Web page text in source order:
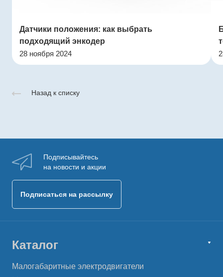
Датчики положения: как выбрать
подходящий энкодер
28 ноября 2024
Назад к списку
Подписывайтесь
на новости и акции
Подписаться на рассылку
Каталог
Малогабаритные электродвигатели